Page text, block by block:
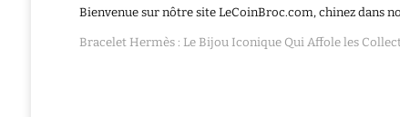
Bienvenue sur nôtre site LeCoinBroc.com, chinez dans
Bracelet Hermès : Le Bijou Iconique Qui Affole les